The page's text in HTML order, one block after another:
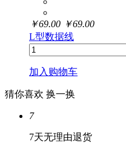
￥69.00 ￥69.00
L型数据线
加入购物车
猜你喜欢 换一换
7
7天无理由退货